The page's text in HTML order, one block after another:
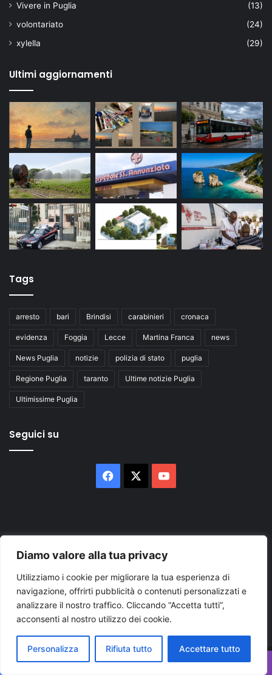
Diamo valore alla tua privacy
Utilizziamo i cookie per migliorare la tua esperienza di
navigazione, offrirti pubblicità o contenuti personalizzati e
analizzare il nostro traffico. Cliccando “Accetta tutti”,
acconsenti al nostro utilizzo dei cookie.
Personalizza Rifiuta tutto Accettare tutto
Vivere in Puglia
(13)
volontariato
(24)
xylella
(29)
Ultimi aggiornamenti
Tags
arresto bari Brindisi carabinieri cronaca
evidenza Foggia Lecce Martina Franca news
News Puglia notizie polizia di stato puglia
Regione Puglia taranto Ultime notizie Puglia
Ultimissime Puglia
Seguici su
Facebook You
Inserisci
mail